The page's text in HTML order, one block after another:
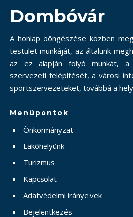
Dombóvár
A honlap böngészése közben
testület munkáját, az általunk
az ez alapján folyó munkát, a
szervezeti felépítését, a városi
sportszervezeteket, továbbá a
Menüpontok
Önkormányzat
Lakóhelyünk
Turizmus
Kapcsolat
Adatvédelmi irányelvek
Bejelentkezés